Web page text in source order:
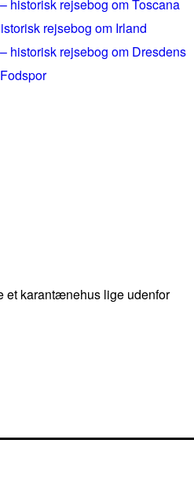
historisk rejsebog om Toscana
rejsebog om Irland
historisk rejsebog om Dresdens
et karantænehus lige udenfor